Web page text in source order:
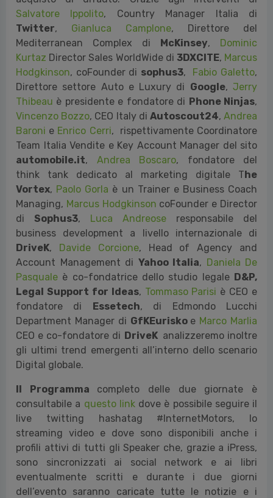
Salvatore Ippolito, Country Manager Italia di
Twitter, Gianluca Camplone, Direttore del
Mediterranean Complex di McKinsey, Dominic
Kurtaz Director Sales WorldWide di 3DXCITE, Marcus
Hodgkinson, coFounder di sophus3, Fabio Galetto,
Direttore settore Auto e Luxury di Google,Jerry
Thibeau è presidente e fondatore di Phone Ninjas,
Vincenzo Bozzo, CEO Italy di Autoscout24,Andrea
Baroni e Enrico Cerri, rispettivamente Coordinatore
Team Italia Vendite e Key Account Manager del sito
automobile.it, Andrea Boscaro, fondatore del
think tank dedicato al marketing digitale The
Vortex, Paolo Gorla è un Trainer e Business Coach
Managing, Marcus Hodgkinson coFounder e Director
di Sophus3, Luca Andreose responsabile del
business development a livello internazionale di
DriveK, Davide Corcione, Head of Agency and
Account Management di Yahoo Italia, Daniela De
Pasquale è co-fondatrice dello studio legale D&P,
Legal Support for Ideas, Tommaso Parisi è CEO e
fondatore di Essetech, di Edmondo Lucchi
Department Manager di GfKEurisko e Marco Marlia
CEO e co-fondatore di DriveK analizzeremo inoltre
gli ultimi trend emergenti all’interno dello scenario
Digital globale.
ll Programma completo delle due giornate è
consultabile a questo linkdove è possibile seguire il
live twitting hashatag #InternetMotors, lo
streaming video e dove sono disponibili anche i
profili attivi di tutti gli Speaker che, grazie a iPress,
sono sincronizzati ai social network e ai libri
eventualmente scritti e durante i due giorni
dell’evento saranno caricate tutte le notizie e i